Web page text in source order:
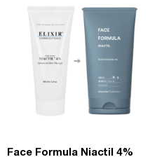
Face Formula Niactil 4%